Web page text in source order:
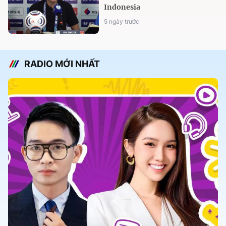
Indonesia
5 ngày trước
RADIO MỚI NHẤT